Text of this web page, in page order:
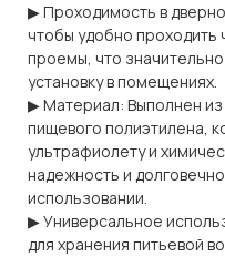
▶ Проходимость в
чтобы удобно проходить
проемы, что
установку в помещениях.
▶ Материал: Выполнен из
пищевого полиэтилена,
ультрафиолету и
надежность и
использовании.
▶ Универсальное
для хранения питьевой